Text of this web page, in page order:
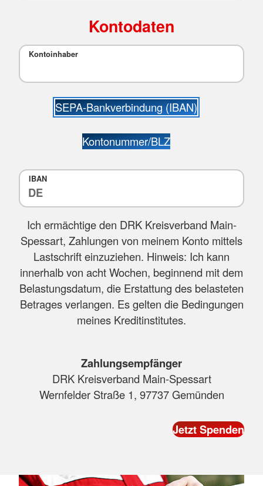
Kontodaten
Kontoinhaber
SEPA-Bankverbindung (IBAN)
Kontonummer/BLZ
IBAN
Ich ermächtige den DRK Kreisverband Main-
Spessart, Zahlungen von meinem Konto mittels
Lastschrift einzuziehen. Hinweis: Ich kann
innerhalb von acht Wochen, beginnend mit dem
Belastungsdatum, die Erstattung des belasteten
Betrages verlangen. Es gelten die Bedingungen
meines Kreditinstitutes.
Zahlungsempfänger
DRK Kreisverband Main-Spessart
Wernfelder Straße 1, 97737 Gemünden